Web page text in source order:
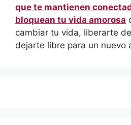
que te mantienen
bloquean tu vida amorosa
cambiar tu vida, liberarte
dejarte libre para un nuevo